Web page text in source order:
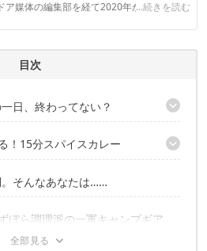
ア媒体の編集部を経て2020年からフリーラ
...続きを読む
目次
日、終わってない？
「焼き上手さんα」！
！15分スパイスカレー
分）
ける
でオイルに香りを移す
込むべからず
そんなあなたは……
ぼら調理派の一軍キャンプギア